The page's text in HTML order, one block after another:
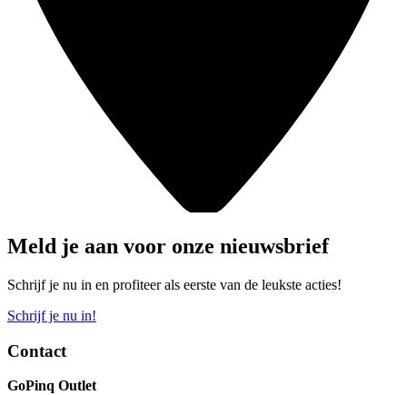
Meld je aan voor onze nieuwsbrief
Schrijf je nu in en profiteer als eerste van de leukste acties!
Schrijf je nu in!
Contact
GoPinq Outlet